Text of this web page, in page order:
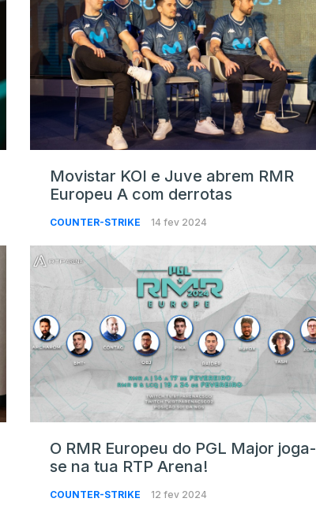
Movistar KOI e Juve abrem RMR
Europeu A com derrotas
COUNTER-STRIKE 14 fev 2024
O RMR Europeu do PGL Major joga-
se na tua RTP Arena!
COUNTER-STRIKE 12 fev 2024